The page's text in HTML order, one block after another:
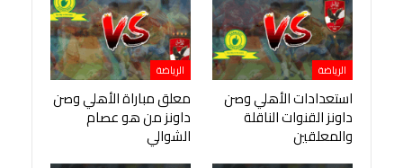
الرياضة
استعدادات الأهلي وصن
داونز القنوات الناقلة
والمعلقين
الرياضة
معلق مباراة الأهلي وصن
داونز من هو عصام
الشوالي